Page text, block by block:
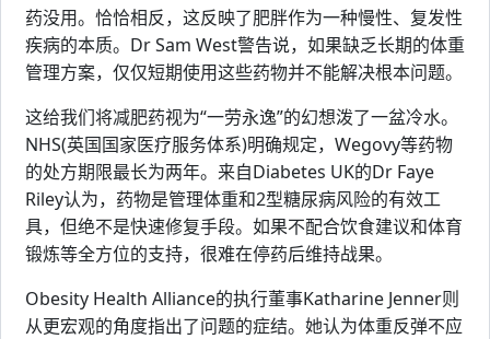
药没用。恰恰相反，这反映了肥胖作为一种慢性、复发性
疾病的本质。Dr Sam West警告说，如果缺乏长期的体重
管理方案，仅仅短期使用这些药物并不能解决根本问题。
这给我们将减肥药视为“一劳永逸”的幻想泼了一盆冷水。
NHS(英国国家医疗服务体系)明确规定，Wegovy等药物
的处方期限最长为两年。来自Diabetes UK的Dr Faye
Riley认为，药物是管理体重和2型糖尿病风险的有效工
具，但绝不是快速修复手段。如果不配合饮食建议和体育
锻炼等全方位的支持，很难在停药后维持战果。
Obesity Health Alliance的执行董事Katharine Jenner则
从更宏观的角度指出了问题的症结。她认为体重反弹不应